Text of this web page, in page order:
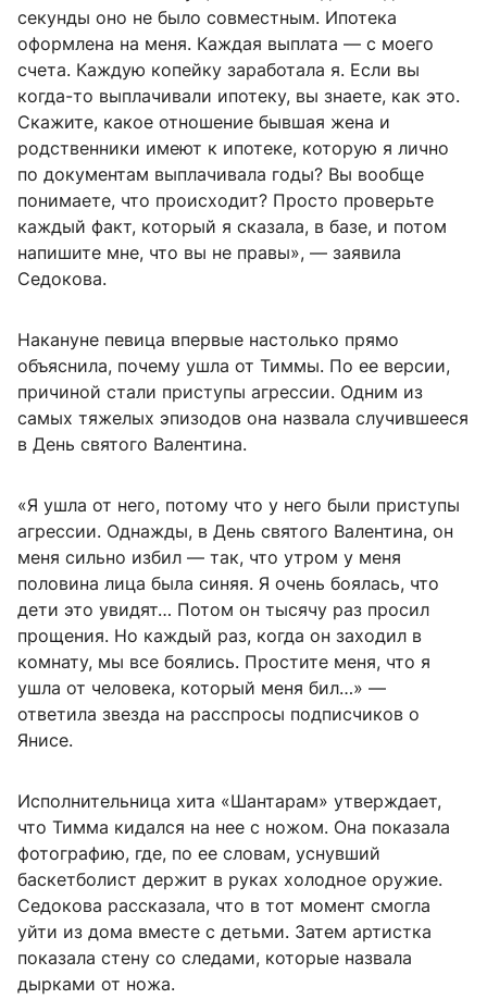
секунды оно не было совместным. Ипотека
оформлена на меня. Каждая выплата — с моего
счета. Каждую копейку заработала я. Если вы
когда-то выплачивали ипотеку, вы знаете, как это.
Скажите, какое отношение бывшая жена и
родственники имеют к ипотеке, которую я лично
по документам выплачивала годы? Вы вообще
понимаете, что происходит? Просто проверьте
каждый факт, который я сказала, в базе, и потом
напишите мне, что вы не правы», — заявила
Седокова.
Накануне певица впервые настолько прямо
объяснила, почему ушла от Тиммы. По ее версии,
причиной стали приступы агрессии. Одним из
самых тяжелых эпизодов она назвала случившееся
в День святого Валентина.
«Я ушла от него, потому что у него были приступы
агрессии. Однажды, в День святого Валентина, он
меня сильно избил — так, что утром у меня
половина лица была синяя. Я очень боялась, что
дети это увидят… Потом он тысячу раз просил
прощения. Но каждый раз, когда он заходил в
комнату, мы все боялись. Простите меня, что я
ушла от человека, который меня бил…» —
ответила звезда на расспросы подписчиков о
Янисе.
Исполнительница хита «Шантарам» утверждает,
что Тимма кидался на нее с ножом. Она показала
фотографию, где, по ее словам, уснувший
баскетболист держит в руках холодное оружие.
Седокова рассказала, что в тот момент смогла
уйти из дома вместе с детьми. Затем артистка
показала стену со следами, которые назвала
дырками от ножа.